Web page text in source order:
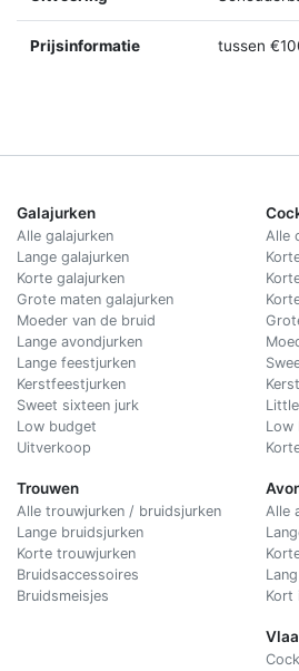
Prijsinformatie tussen
Galajurken
Alle galajurken
Lange galajurken
Korte galajurken
Grote maten galajurken
Moeder van de bruid
Lange avondjurken
Lange feestjurken
Kerstfeestjurken
Sweet sixteen jurk
Low budget
Uitverkoop
Trouwen
Alle trouwjurken / bruidsjurken
Lange bruidsjurken
Korte trouwjurken
Bruidsaccessoires
Bruidsmeisjes
Alle
Low
Alle
Kort